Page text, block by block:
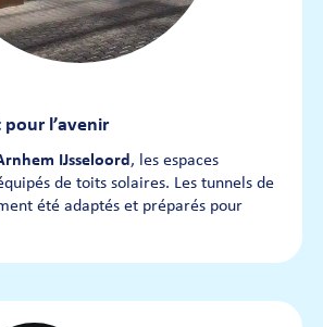
l’avenir
IJsseloord , les espaces
de toits solaires. Les tunnels de
été adaptés et préparés pour